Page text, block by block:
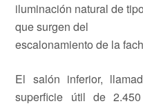
iluminación natural de
que surgen del
escalonamiento de la
El salón inferior,
superficie útil de